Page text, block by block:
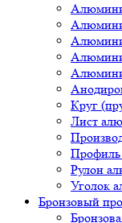
Круг
Лист
Профиль
Рулон
Уголок
Бронзовый